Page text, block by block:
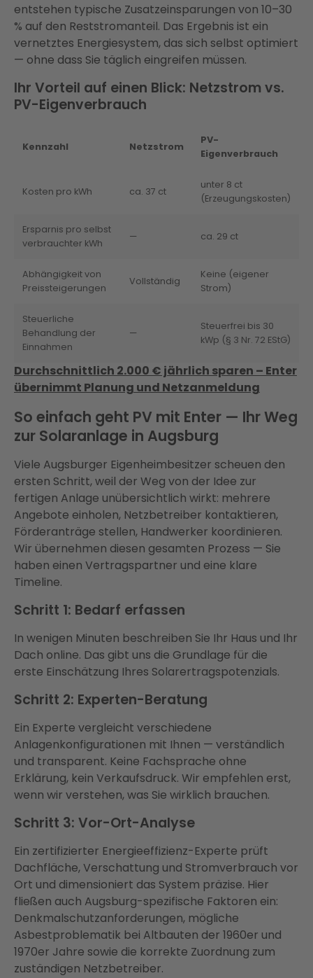
entstehen typische Zusatzeinsparungen von 10–30
% auf den Reststromanteil. Das Ergebnis ist ein
vernetztes Energiesystem, das sich selbst optimiert
— ohne dass Sie täglich eingreifen müssen.
Ihr Vorteil auf einen Blick: Netzstrom vs.
PV-Eigenverbrauch
Kennzahl Netzstrom
PV-
Eigenverbrauch
Kosten pro kWh ca. 37 ct
unter 8 ct
(Erzeugungskosten)
Ersparnis pro selbst
verbrauchter kWh
— ca. 29 ct
Abhängigkeit von
Preissteigerungen
Vollständig
Keine (eigener
Strom)
Steuerliche
Behandlung der
Einnahmen
—
Steuerfrei bis 30
kWp (§ 3 Nr. 72 EStG)
Durchschnittlich 2.000 € jährlich sparen – Enter
übernimmt Planung und Netzanmeldung
So einfach geht PV mit Enter — Ihr Weg
zur Solaranlage in Augsburg
Viele Augsburger Eigenheimbesitzer scheuen den
ersten Schritt, weil der Weg von der Idee zur
fertigen Anlage unübersichtlich wirkt: mehrere
Angebote einholen, Netzbetreiber kontaktieren,
Förderanträge stellen, Handwerker koordinieren.
Wir übernehmen diesen gesamten Prozess — Sie
haben einen Vertragspartner und eine klare
Timeline.
Schritt 1: Bedarf erfassen
In wenigen Minuten beschreiben Sie Ihr Haus und Ihr
Dach online. Das gibt uns die Grundlage für die
erste Einschätzung Ihres Solarertragspotenzials.
Schritt 2: Experten-Beratung
Ein Experte vergleicht verschiedene
Anlagenkonfigurationen mit Ihnen — verständlich
und transparent. Keine Fachsprache ohne
Erklärung, kein Verkaufsdruck. Wir empfehlen erst,
wenn wir verstehen, was Sie wirklich brauchen.
Schritt 3: Vor-Ort-Analyse
Ein zertifizierter Energieeffizienz-Experte prüft
Dachfläche, Verschattung und Stromverbrauch vor
Ort und dimensioniert das System präzise. Hier
fließen auch Augsburg-spezifische Faktoren ein:
Denkmalschutzanforderungen, mögliche
Asbestproblematik bei Altbauten der 1960er und
1970er Jahre sowie die korrekte Zuordnung zum
zuständigen Netzbetreiber.